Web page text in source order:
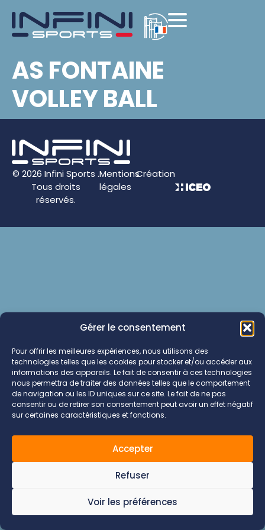
Gérer le consentement
Pour offrir les meilleures expériences, nous utilisons des
technologies telles que les cookies pour stocker et/ou accéder aux
informations des appareils. Le fait de consentir à ces technologies
nous permettra de traiter des données telles que le comportement
de navigation ou les ID uniques sur ce site. Le fait de ne pas
consentir ou de retirer son consentement peut avoir un effet négatif
sur certaines caractéristiques et fonctions.
Accepter
Refuser
Voir les préférences
AS FONTAINE
VOLLEY BALL
© 2026 Infini Sports .
Tous droits
réservés.
Mentions
légales
Création